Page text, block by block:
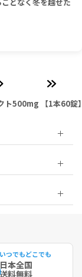
ト500mg 【1本60錠
いつでもどこでも
本全国
料無料